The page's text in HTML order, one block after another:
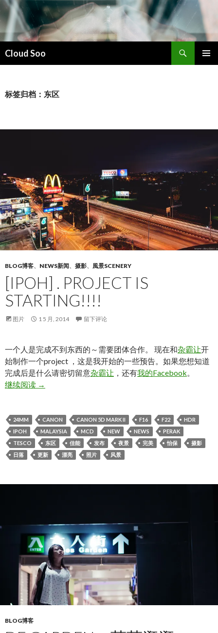
Cloud Soo
索
文
标签归档：东区
BLOG博客、 NEWS新闻、 摄影、 風景SCENERY
[IPOH] . PROJECT IS
STARTING!!!!
图片 1 5 月, 2014 留下评论
一个人是完成不到东西的～需要团体合作。 现在和杂霸让开
始制作一个project ，这是我开始的一些预告。如果您想知道
完成后是什么请密切留意杂霸让 ，还有我的Facebook。
继续阅读[IPOH] . Project is Starting!!!!
→
24MM CANON CANON 5D MARK II F16 F22
HDR
IPOH
MALAYSIA MCD NEW NEWS
PERAK
TESCO
东区 佳能 发布 夜景 完美 怡保
摄影
日落
更新 漂亮 照片 风景
BLOG博客